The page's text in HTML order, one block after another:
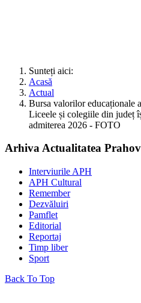
Sunteți aici:
Acasă
Actual
Bursa valorilor educaționale
Liceele și colegiile din județ
admiterea 2026 - FOTO
Arhiva Actualitatea
Interviurile APH
APH Cultural
Remember
Dezvăluiri
Pamflet
Editorial
Reportaj
Timp liber
Sport
Back To Top